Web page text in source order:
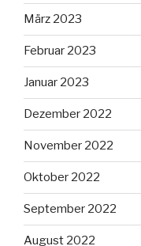
März 2023
Februar 2023
Januar 2023
Dezember 2022
November 2022
Oktober 2022
September 2022
August 2022